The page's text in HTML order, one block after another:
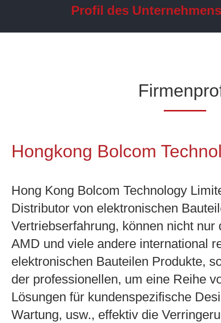
Profil des Unternehmens
Hongkong Bolcom
Hong Kong Bolcom Technology
Distributor von elektronischen
Vertriebserfahrung, können nicht nur
AMD und viele andere international
elektronischen Bauteilen Produkte,
der professionellen, um eine Reihe
Lösungen für kundenspezifische
Wartung, usw., effektiv die